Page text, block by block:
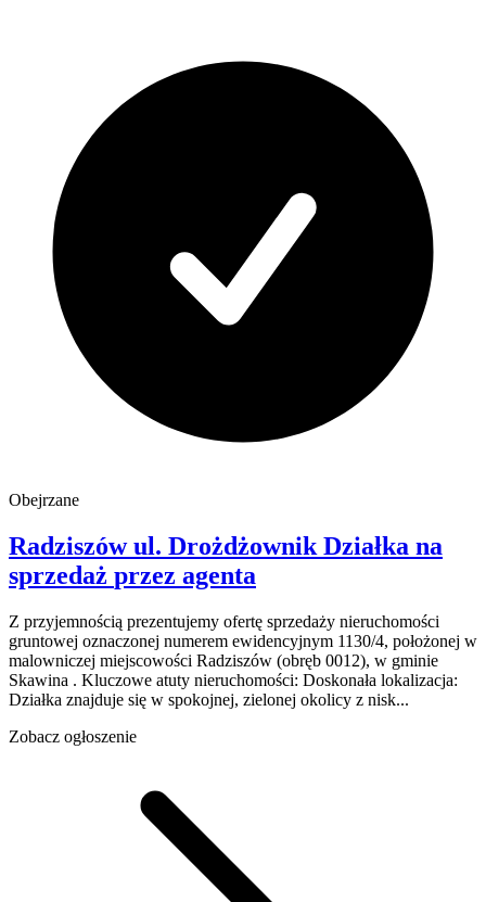
Obejrzane
Radziszówul. Drożdżownik Działka na
sprzedaż przez agenta
Z przyjemnością prezentujemy ofertę sprzedaży nieruchomości
gruntowej oznaczonej numerem ewidencyjnym 1130/4, położonej w
malowniczej miejscowości Radziszów (obręb 0012), w gminie
Skawina . Kluczowe atuty nieruchomości: Doskonała lokalizacja:
Działka znajduje się w spokojnej, zielonej okolicy z nisk...
Zobacz ogłoszenie